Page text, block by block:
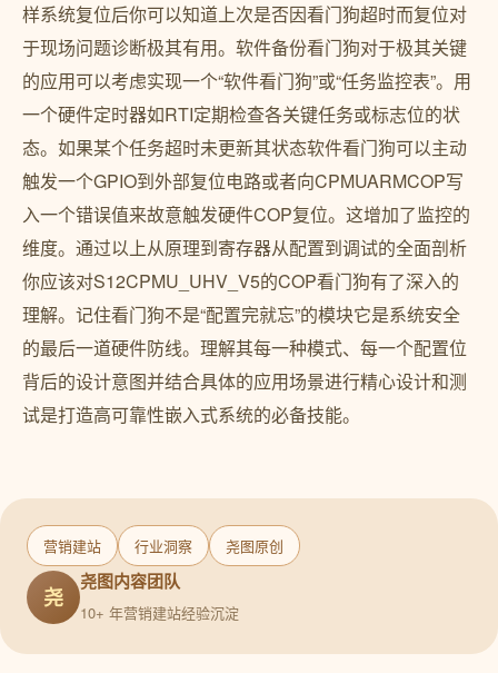
营销建站 行业洞察 尧图原创
尧
尧图内容团队
10+ 年营销建站经验沉淀